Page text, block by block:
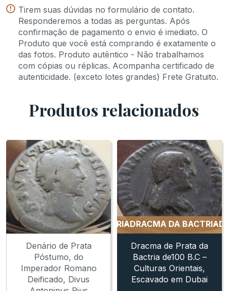
Tirem suas dúvidas no formulário de contato.
Responderemos a todas as perguntas. Após
confirmação de pagamento o envio é imediato. O
Produto que você está comprando é exatamente o
das fotos. Produto autêntico - Não trabalhamos
com cópias ou réplicas. Acompanha certificado de
autenticidade. (exceto lotes grandes) Frete Gratuito.
Produtos relacionados
Denário de Prata
Póstumo, do
Imperador Romano
Deificado, Divus
DRACMA DA BACTRIA DRACMA DA BACTRIA
Dracma de Prata da
Bactria de100 B.C –
Culturas Orientais,
Escavado em Dubai